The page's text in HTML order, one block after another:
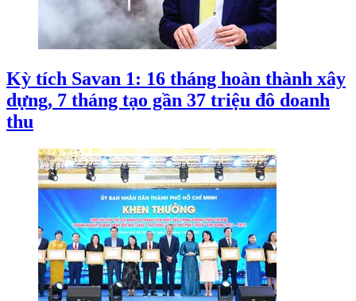
Kỳ tích Savan 1: 16 tháng hoàn thành xây
dựng, 7 tháng tạo gần 37 triệu đô doanh
thu